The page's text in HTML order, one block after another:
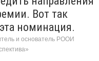
Вот так
номинация.
и основатель РООИ